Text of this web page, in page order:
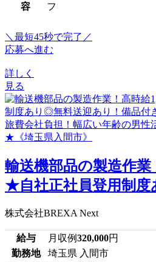
容
フ
＼最短45秒で完了／
応募へ進む
詳しく
見る
輸送機部品の製造作業
★自社正社員登用制
株式会社BREXA Next
給与 月収例320,000円
勤務地
埼玉県 入間市